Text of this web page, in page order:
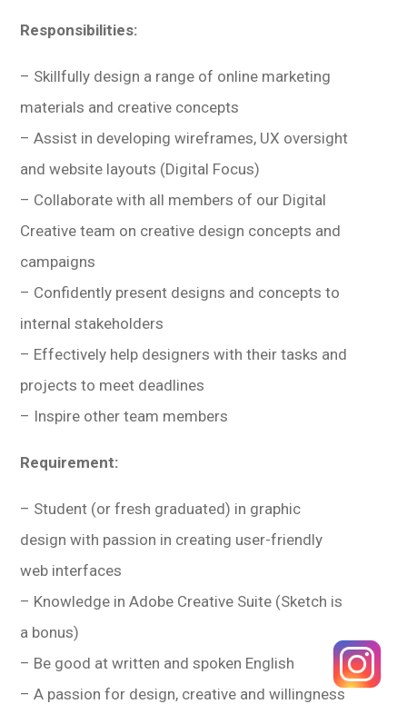
Responsibilities:
– Skillfully design a range of online marketing
materials and creative concepts
– Assist in developing wireframes, UX oversight
and website layouts (Digital Focus)
– Collaborate with all members of our Digital
Creative team on creative design concepts and
campaigns
– Confidently present designs and concepts to
internal stakeholders
– Effectively help designers with their tasks and
projects to meet deadlines
– Inspire other team members
Requirement:
– Student (or fresh graduated) in graphic
design with passion in creating user-friendly
web interfaces
– Knowledge in Adobe Creative Suite (Sketch is
a bonus)
– Be good at written and spoken English
– A passion for design, creative and willingness